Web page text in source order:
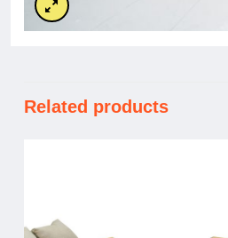
Related products